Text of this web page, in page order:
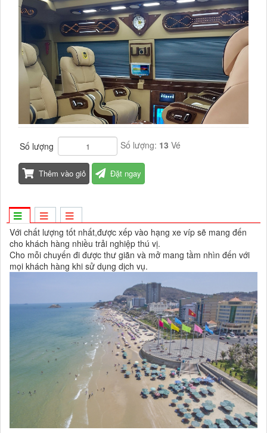
Số lượng Số lượng: 13 Vé
Thêm vào giỏ Đặt ngay
Với chất lượng tốt nhất,được xếp vào hạng xe víp sẽ mang đến
cho khách hàng nhiều trải nghiệp thú vị.
Cho mỗi chuyến đi được thư giãn và mở mang tầm nhìn đến với
mọi khách hàng khi sử dụng dịch vụ.